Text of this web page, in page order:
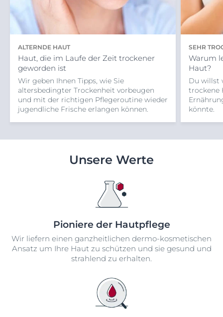
ALTERNDE HAUT
Haut, die im Laufe der Zeit trockener
geworden ist
Wir geben Ihnen Tipps, wie Sie
altersbedingter Trockenheit vorbeugen
und mit der richtigen Pflegeroutine wieder
jugendliche Frische erlangen können.
SEHR
Warum
Haut?
Du willst
trockene
könnte.
Unsere Werte
Pioniere der Hautpflege
Wir liefern einen ganzheitlichen dermo-kosmetischen
Ansatz um Ihre Haut zu schützen und sie gesund und
strahlend zu erhalten.